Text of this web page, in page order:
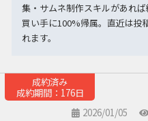
集・サムネ制作スキルがあれ
買い手に100%帰属。直近は投
れます。
成約済み
成約期間：176日
2026/01/05